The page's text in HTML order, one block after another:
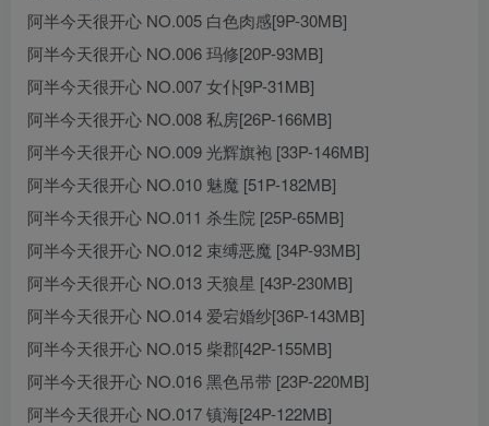
阿半今天很开心 NO.005 白色肉感[9P-30MB]
阿半今天很开心 NO.006 玛修[20P-93MB]
阿半今天很开心 NO.007 女仆[9P-31MB]
阿半今天很开心 NO.008 私房[26P-166MB]
阿半今天很开心 NO.009 光辉旗袍 [33P-146MB]
阿半今天很开心 NO.010 魅魔 [51P-182MB]
阿半今天很开心 NO.011 杀生院 [25P-65MB]
阿半今天很开心 NO.012 束缚恶魔 [34P-93MB]
阿半今天很开心 NO.013 天狼星 [43P-230MB]
阿半今天很开心 NO.014 爱宕婚纱[36P-143MB]
阿半今天很开心 NO.015 柴郡[42P-155MB]
阿半今天很开心 NO.016 黑色吊带 [23P-220MB]
阿半今天很开心 NO.017 镇海[24P-122MB]